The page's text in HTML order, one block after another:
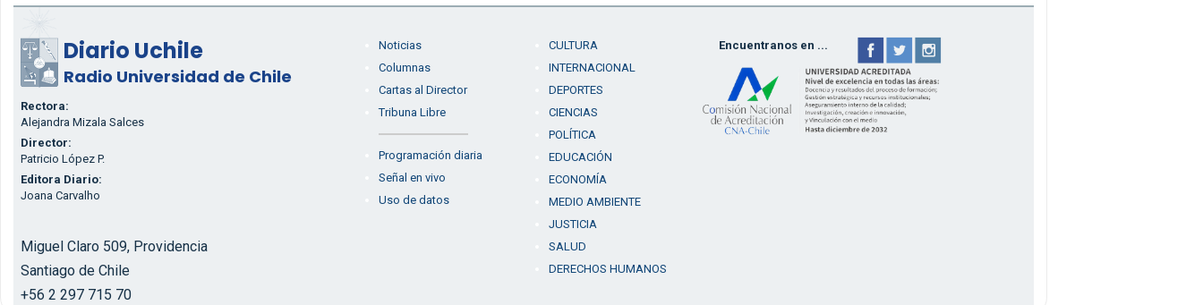
Diario Uchile
Radio Universidad de Chile
Rectora:
Alejandra Mizala Salces
Director:
Patricio López P.
Editora Diario:
Joana Carvalho
Miguel Claro 509, Providencia
Santiago de Chile
+56 2 297 715 70
Noticias
Columnas
Cartas al Director
Tribuna Libre
Programación diaria
Señal en vivo
Uso de datos
CULTURA
INTERNACIONAL
DEPORTES
CIENCIAS
POLÍTICA
EDUCACIÓN
ECONOMÍA
MEDIO AMBIENTE
JUSTICIA
SALUD
DERECHOS HUMANOS
Encuentranos en ...